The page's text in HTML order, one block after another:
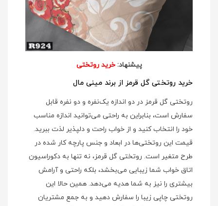
پیشنهاد:خرید روتختی
خرید روتختی گل قرمز از برند مینی مال
روتختی گل قرمز در دو اندازه یک‌نفره و دو نفره قابل
سفارش است، بنابراین به راحتی می‌توانید اندازه مناسب
خود را انتخاب کنید و از خواب راحت و دلپذیر لذت ببرید.
قیمت این روتختی‌ها در ابعاد و جنس پارچه کار شده در
طرح متغیر است. روتختی گل قرمز، نه تنها به دکوراسیون
اتاق خواب شما زیبایی می‌بخشد، بلکه راحتی و آرامش
بیشتری را نیز به شما هدیه می‌دهد. همین حالا این
روتختی چاپی زیبا را سفارش دهید و به جمع مشتریان